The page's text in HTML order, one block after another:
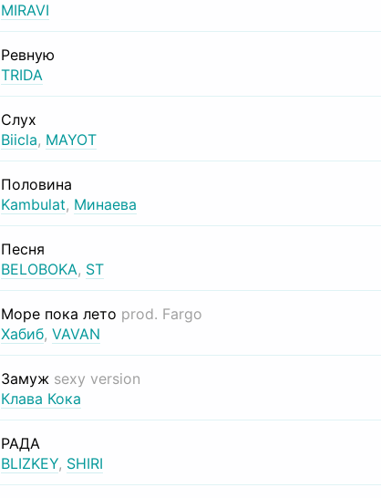
MIRAVI
Ревную
TRIDA
Слух
Biicla, MAYOT
Половина
Kambulat, Минаева
Песня
BELOBOKA, ST
Море пока лето prod. Fargo
Хабиб, VAVAN
Замуж sexy version
Клава Кока
РАДА
BLIZKEY, SHIRI